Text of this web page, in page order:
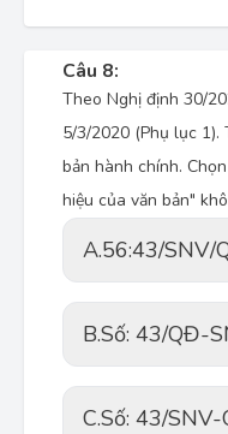
Câu 8:
Theo Nghị định 30/
5/3/2020 (Phụ lục
bản hành chính.
hiệu của văn bản"
A.56:43/SNV/
B.Số: 43/QĐ-
C.Số: 43/